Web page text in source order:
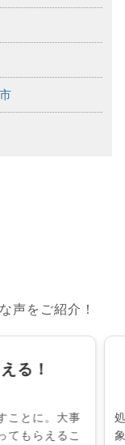
声をご紹介！
る！
ことに。大事
てもらえるこ